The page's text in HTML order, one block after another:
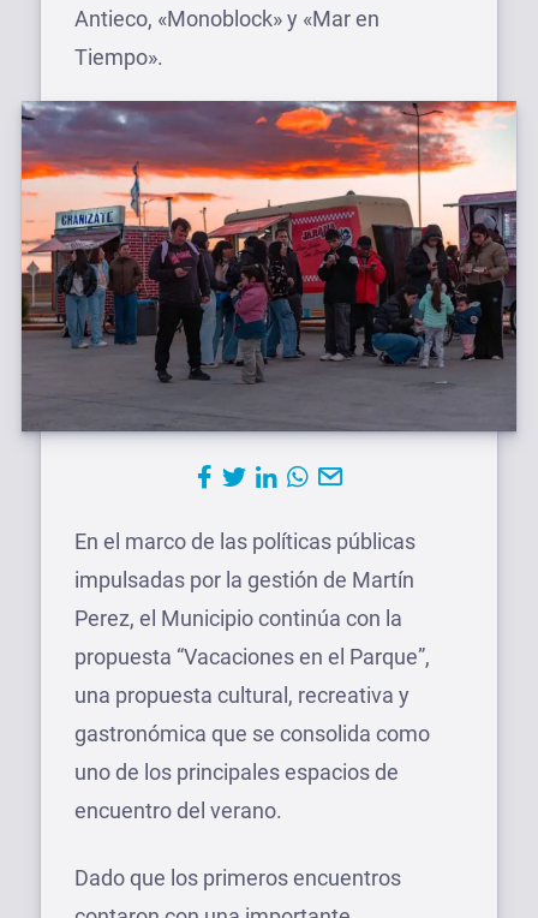
Antieco, «Monoblock» y «Mar en
Tiempo».
En el marco de las políticas públicas
impulsadas por la gestión de Martín
Perez, el Municipio continúa con la
propuesta “Vacaciones en el Parque”,
una propuesta cultural, recreativa y
gastronómica que se consolida como
uno de los principales espacios de
encuentro del verano.
Dado que los primeros encuentros